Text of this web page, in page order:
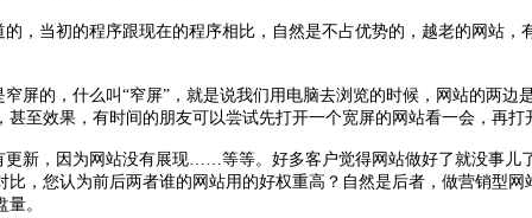
，当初的程序跟现在的程序相比，自然是不占优势的，越老的网站
屏的，什么叫 “窄屏”，就是说我们用电脑去浏览的时候，网站的两
至效果，有时间的朋友可以尝试先打开一个宽屏的网站看一会，再
新，因为网站没有展现……等等。好多客户觉得网站做好了就没事儿
，您认为前后两者谁的网站用的好权重高？自然是后者，做营销型
。